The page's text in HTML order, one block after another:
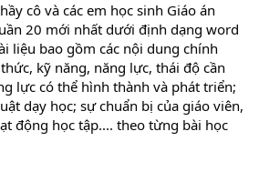
cô và các em học sinh Giáo án
20 mới nhất dưới định dạng word
liệu bao gồm các nội dung chính
kỹ năng, năng lực, thái độ cần
lực có thể hình thành và phát triển;
dạy học; sự chuẩn bị của giáo viên,
động học tập.... theo từng bài học